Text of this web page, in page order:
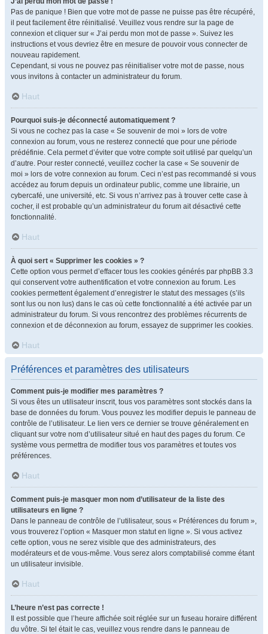
Pas de panique ! Bien que votre mot de passe ne puisse pas être récupéré,
il peut facilement être réinitialisé. Veuillez vous rendre sur la page de
connexion et cliquer sur « J’ai perdu mon mot de passe ». Suivez les
instructions et vous devriez être en mesure de pouvoir vous connecter de
nouveau rapidement.
Cependant, si vous ne pouvez pas réinitialiser votre mot de passe, nous
vous invitons à contacter un administrateur du forum.
Haut
Pourquoi suis-je déconnecté automatiquement ?
Si vous ne cochez pas la case « Se souvenir de moi » lors de votre
connexion au forum, vous ne resterez connecté que pour une période
prédéfinie. Cela permet d’éviter que votre compte soit utilisé par quelqu’un
d’autre. Pour rester connecté, veuillez cocher la case « Se souvenir de
moi » lors de votre connexion au forum. Ceci n’est pas recommandé si vous
accédez au forum depuis un ordinateur public, comme une librairie, un
cybercafé, une université, etc. Si vous n’arrivez pas à trouver cette case à
cocher, il est probable qu’un administrateur du forum ait désactivé cette
fonctionnalité.
Haut
À quoi sert « Supprimer les cookies » ?
Cette option vous permet d’effacer tous les cookies générés par phpBB 3.3
qui conservent votre authentification et votre connexion au forum. Les
cookies permettent également d’enregistrer le statut des messages (s’ils
sont lus ou non lus) dans le cas où cette fonctionnalité a été activée par un
administrateur du forum. Si vous rencontrez des problèmes récurrents de
connexion et de déconnexion au forum, essayez de supprimer les cookies.
Haut
Préférences et paramètres des utilisateurs
Comment puis-je modifier mes paramètres ?
Si vous êtes un utilisateur inscrit, tous vos paramètres sont stockés dans la
base de données du forum. Vous pouvez les modifier depuis le panneau de
contrôle de l’utilisateur. Le lien vers ce dernier se trouve généralement en
cliquant sur votre nom d’utilisateur situé en haut des pages du forum. Ce
système vous permettra de modifier tous vos paramètres et toutes vos
préférences.
Haut
Comment puis-je masquer mon nom d’utilisateur de la liste des
utilisateurs en ligne ?
Dans le panneau de contrôle de l’utilisateur, sous « Préférences du forum »,
vous trouverez l’option « Masquer mon statut en ligne ». Si vous activez
cette option, vous ne serez visible que des administrateurs, des
modérateurs et de vous-même. Vous serez alors comptabilisé comme étant
un utilisateur invisible.
Haut
L’heure n’est pas correcte !
Il est possible que l’heure affichée soit réglée sur un fuseau horaire différent
du vôtre. Si tel était le cas, veuillez vous rendre dans le panneau de